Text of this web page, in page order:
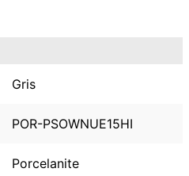
Gris
POR-PSOWNUE15HI
Porcelanite